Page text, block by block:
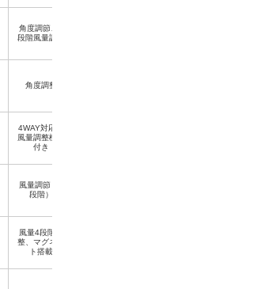
角度調節、2
段階風量調整
角度調整
4WAY対応、
風量調整機能
付き
風量調節（3
段階）
風量4段階調
整、マグネッ
ト搭載